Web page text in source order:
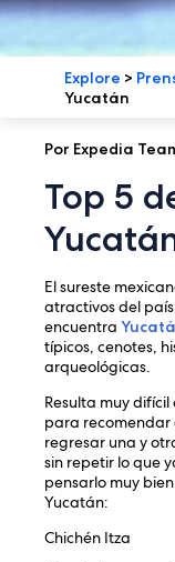
Explore >
Yucatán
Por Expedia
Top 5
El sureste
atractivos del
encuentra
típicos, cenotes,
arqueológicas.
Resulta muy
para recomendar
regresar una y
sin repetir lo que
pensarlo muy
Yucatán:
Chichén Itza